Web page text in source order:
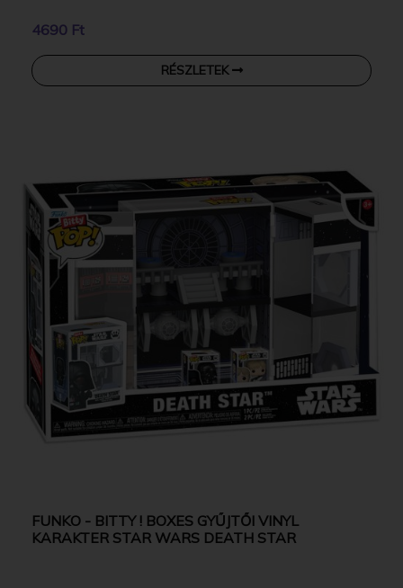
4690 Ft
RÉSZLETEK
FUNKO - BITTY ! BOXES GYŰJTŐI VINYL
KARAKTER STAR WARS DEATH STAR